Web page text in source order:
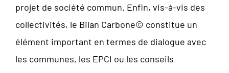
projet de société commun. Enfin, vis-à-vis des
collectivités, le Bilan Carbone© constitue un
élément important en termes de dialogue avec
les communes, les EPCI ou les conseils